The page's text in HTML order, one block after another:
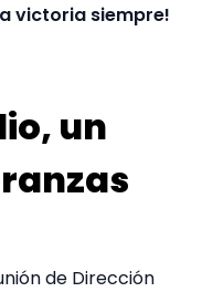
victoria siempre!
un
de Dirección